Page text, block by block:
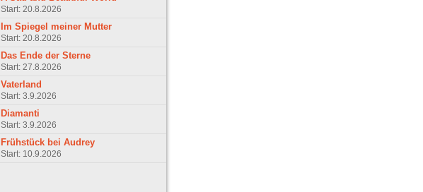
Start: 20.8.2026
Im Spiegel meiner Mutter
Start: 20.8.2026
Das Ende der Sterne
Start: 27.8.2026
Vaterland
Start: 3.9.2026
Diamanti
Start: 3.9.2026
Frühstück bei Audrey
Start: 10.9.2026